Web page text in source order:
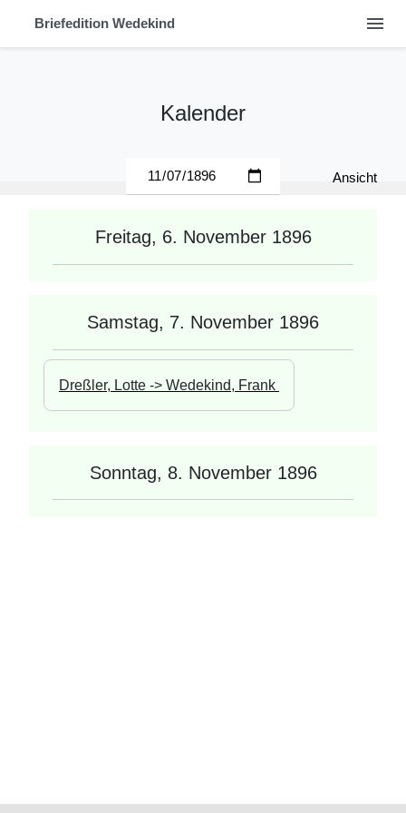
Briefedition Wedekind menu
Kalender
Ansicht
Freitag, 6. November 1896
Samstag, 7. November 1896
Dreßler, Lotte -> Wedekind, Frank
Sonntag, 8. November 1896